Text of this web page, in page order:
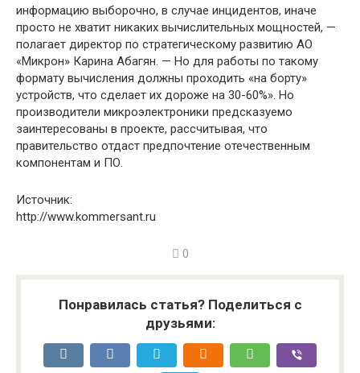
информацию выборочно, в случае инцидентов, иначе
просто не хватит никаких вычислительных мощностей, —
полагает директор по стратегическому развитию АО
«Микрон» Карина Абагян. — Но для работы по такому
формату вычисления должны проходить «на борту»
устройств, что сделает их дороже на 30-60%». Но
производители микроэлектроники предсказуемо
заинтересованы в проекте, рассчитывая, что
правительство отдаст предпочтение отечественным
компонентам и ПО.
Источник:
http://www.kommersant.ru
0
Понравилась статья? Поделиться с
друзьями: